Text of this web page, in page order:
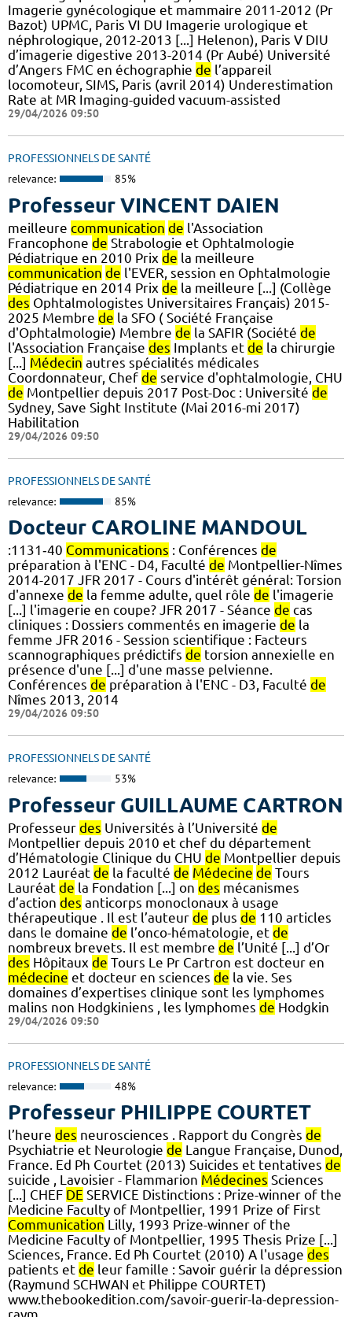
Imagerie gynécologique et mammaire 2011-2012 (Pr
Bazot) UPMC, Paris VI DU Imagerie urologique et
néphrologique, 2012-2013 [...] Helenon), Paris V DIU
d’imagerie digestive 2013-2014 (Pr Aubé) Université
d’Angers FMC en échographie de l’appareil
locomoteur, SIMS, Paris (avril 2014) Underestimation
Rate at MR Imaging-guided vacuum-assisted
29/04/2026 09:50
PROFESSIONNELS DE SANTÉ
relevance: 85%
Professeur VINCENT DAIEN
meilleure communication de l'Association
Francophone de Strabologie et Ophtalmologie
Pédiatrique en 2010 Prix de la meilleure
communication de l'EVER, session en Ophtalmologie
Pédiatrique en 2014 Prix de la meilleure [...] (Collège
des Ophtalmologistes Universitaires Français) 2015-
2025 Membre de la SFO ( Société Française
d'Ophtalmologie) Membre de la SAFIR (Société de
l'Association Française des Implants et de la chirurgie
[...] Médecin autres spécialités médicales
Coordonnateur, Chef de service d'ophtalmologie, CHU
de Montpellier depuis 2017 Post-Doc : Université de
Sydney, Save Sight Institute (Mai 2016-mi 2017)
Habilitation
29/04/2026 09:50
PROFESSIONNELS DE SANTÉ
relevance: 85%
Docteur CAROLINE MANDOUL
:1131‑40 Communications : Conférences de
préparation à l'ENC - D4, Faculté de Montpellier-Nîmes
2014-2017 JFR 2017 - Cours d'intérêt général: Torsion
d'annexe de la femme adulte, quel rôle de l'imagerie
[...] l'imagerie en coupe? JFR 2017 - Séance de cas
cliniques : Dossiers commentés en imagerie de la
femme JFR 2016 - Session scientifique : Facteurs
scannographiques prédictifs de torsion annexielle en
présence d'une [...] d'une masse pelvienne.
Conférences de préparation à l'ENC - D3, Faculté de
Nîmes 2013, 2014
29/04/2026 09:50
PROFESSIONNELS DE SANTÉ
relevance: 53%
Professeur GUILLAUME CARTRON
Professeur des Universités à l’Université de
Montpellier depuis 2010 et chef du département
d’Hématologie Clinique du CHU de Montpellier depuis
2012 Lauréat de la faculté de Médecine de Tours
Lauréat de la Fondation [...] on des mécanismes
d’action des anticorps monoclonaux à usage
thérapeutique . Il est l’auteur de plus de 110 articles
dans le domaine de l’onco-hématologie, et de
nombreux brevets. Il est membre de l’Unité [...] d’Or
des Hôpitaux de Tours Le Pr Cartron est docteur en
médecine et docteur en sciences de la vie. Ses
domaines d’expertises clinique sont les lymphomes
malins non Hodgkiniens , les lymphomes de Hodgkin
29/04/2026 09:50
PROFESSIONNELS DE SANTÉ
relevance: 48%
Professeur PHILIPPE COURTET
l’heure des neurosciences . Rapport du Congrès de
Psychiatrie et Neurologie de Langue Française, Dunod,
France. Ed Ph Courtet (2013) Suicides et tentatives de
suicide , Lavoisier - Flammarion Médecines Sciences
[...] CHEF DE SERVICE Distinctions : Prize-winner of the
Medicine Faculty of Montpellier, 1991 Prize of First
Communication Lilly, 1993 Prize-winner of the
Medicine Faculty of Montpellier, 1995 Thesis Prize [...]
Sciences, France. Ed Ph Courtet (2010) A l'usage des
patients et de leur famille : Savoir guérir la dépression
(Raymund SCHWAN et Philippe COURTET)
www.thebookedition.com/savoir-guerir-la-depression-